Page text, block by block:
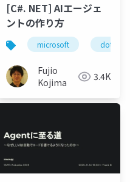
[C#. NET] AIエージェ
ントの作り方
microsoft dotnet
Fujio
Kojima
3.4K